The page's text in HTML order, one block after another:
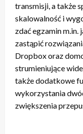
transmisji, a także
skalowalność i
zdać egzamin
zastąpić
Dropbox oraz
strumieniujące
także dodatkowe
wykorzystania
zwiększenia